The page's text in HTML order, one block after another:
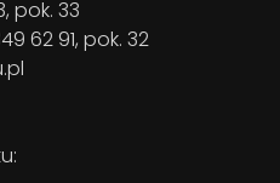
pok. 33
62 91, pok. 32